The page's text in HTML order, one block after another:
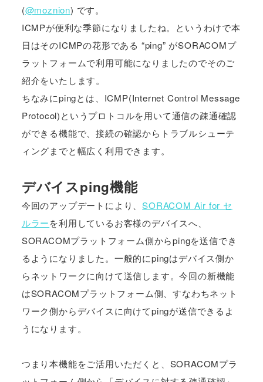
(@moznion) です。
ICMPが便利な季節になりましたね。というわけで本
日はそのICMPの花形である “ping” がSORACOMプ
ラットフォームで利用可能になりましたのでそのご
紹介をいたします。
ちなみにpingとは、ICMP(Internet Control Message
Protocol)というプロトコルを用いて通信の疎通確認
ができる機能で、接続の確認からトラブルシューテ
ィングまでと幅広く利用できます。
デバイスping機能
今回のアップデートにより、SORACOM Air for セ
ルラーを利用しているお客様のデバイスへ、
SORACOMプラットフォーム側からpingを送信でき
るようになりました。一般的にpingはデバイス側か
らネットワークに向けて送信します。今回の新機能
はSORACOMプラットフォーム側、すなわちネット
ワーク側からデバイスに向けてpingが送信できるよ
うになります。
つまり本機能をご活用いただくと、SORACOMプラ